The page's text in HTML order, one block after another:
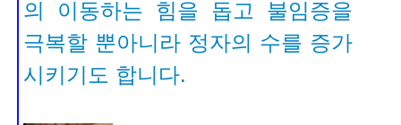
의 이동하는 힘을 돕고 불임증을
극복할 뿐아니라 정자의 수를 증가
시키기도 합니다.